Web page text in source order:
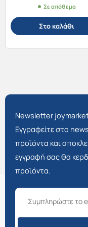
Σε απόθεμα
Στο καλάθι
Newsletter
Εγγραφείτε στο
προϊόντα και
εγγραφή σας θα
προϊόντα.